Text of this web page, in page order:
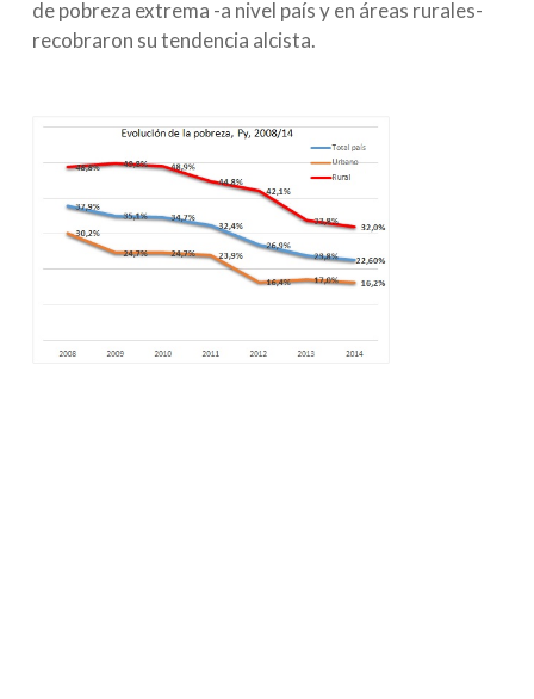
de pobreza extrema -a nivel país y en áreas rurales-
recobraron su tendencia alcista.